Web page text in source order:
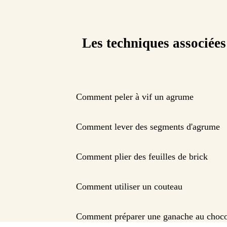
Les techniques associées
Comment peler à vif un agrume
Comment lever des segments d'agrume
Comment plier des feuilles de brick
Comment utiliser un couteau
Comment préparer une ganache au